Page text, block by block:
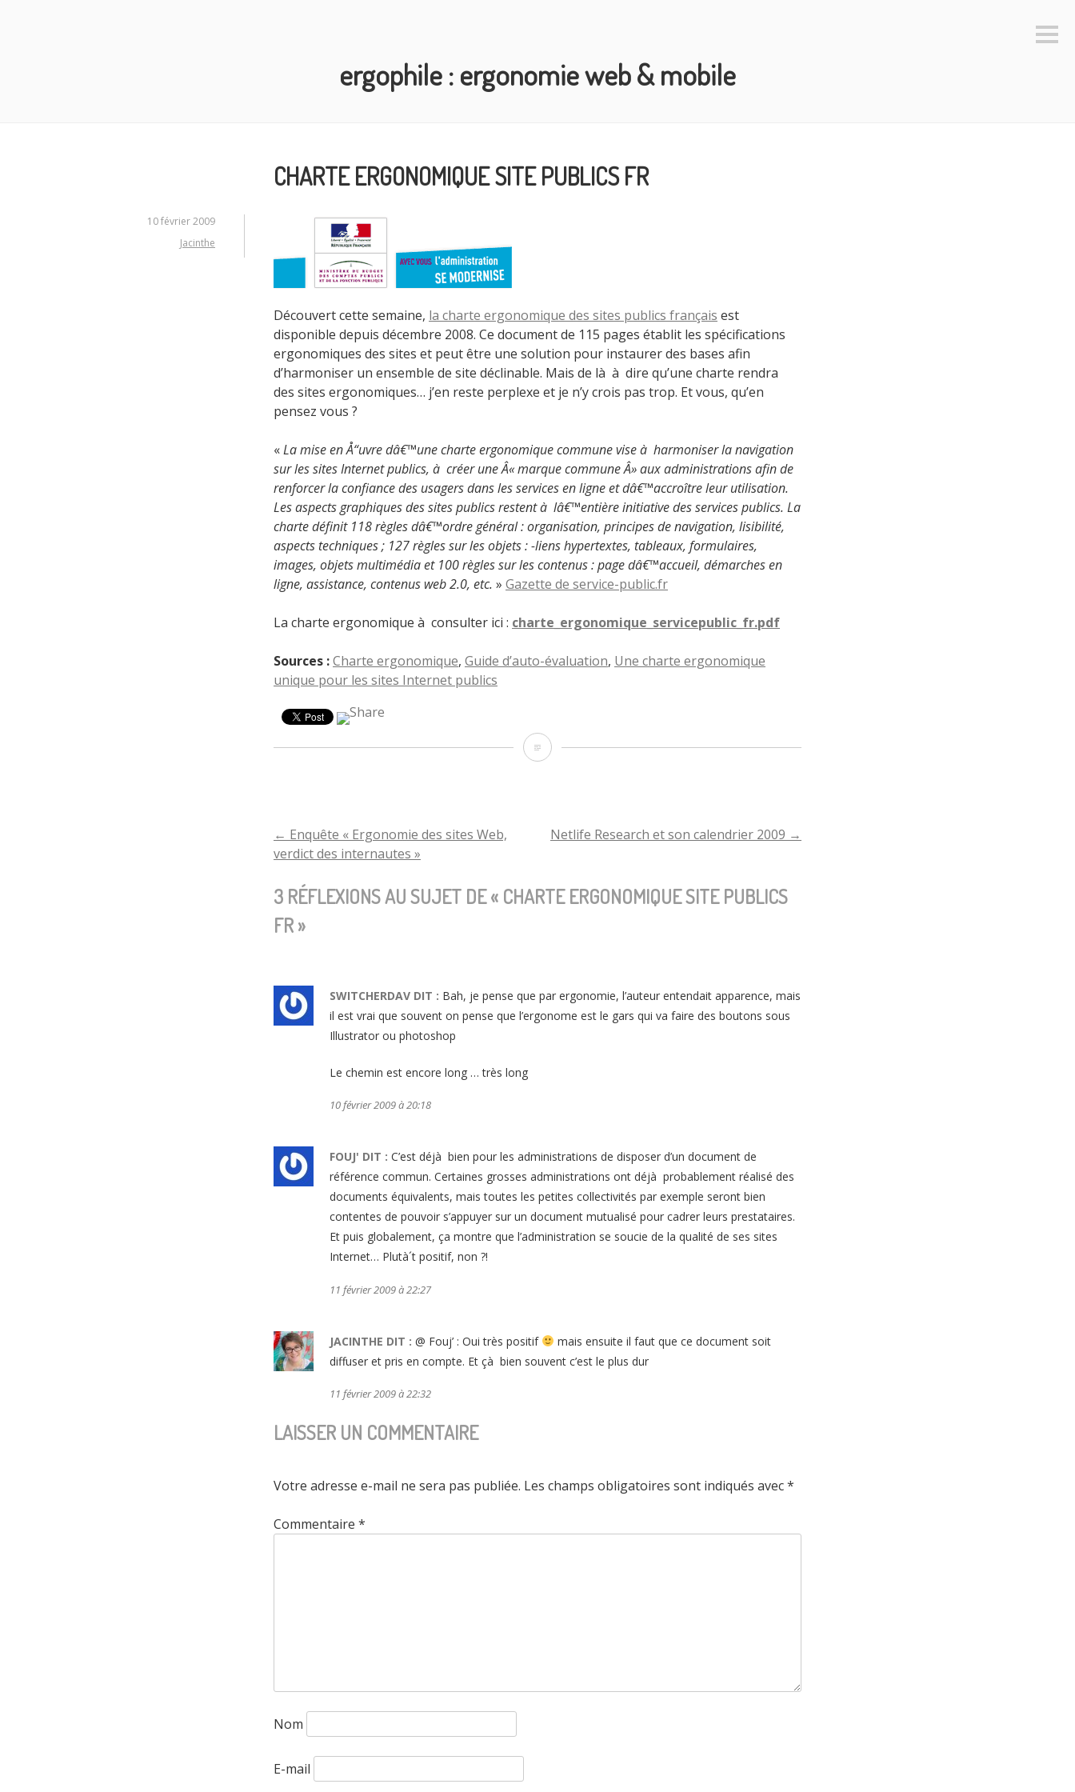
ergophile : ergonomie web & mobile
CHARTE ERGONOMIQUE SITE PUBLICS FR
10 février 2009
Jacinthe
Découvert cette semaine, la charte ergonomique des sites publics français est
disponible depuis décembre 2008. Ce document de 115 pages établit les spécifications
ergonomiques des sites et peut être une solution pour instaurer des bases afin
d’harmoniser un ensemble de site déclinable. Mais de là à dire qu’une charte rendra
des sites ergonomiques… j’en reste perplexe et je n’y crois pas trop. Et vous, qu’en
pensez vous ?
«La mise en Å“uvre dâ€™une charte ergonomique commune vise à harmoniser la navigation
sur les sites Internet publics, à créer une Â« marque commune Â» aux administrations afin de
renforcer la confiance des usagers dans les services en ligne et dâ€™accroître leur utilisation.
Les aspects graphiques des sites publics restent à lâ€™entière initiative des services publics. La
charte définit 118 règles dâ€™ordre général : organisation, principes de navigation, lisibilité,
aspects techniques ; 127 règles sur les objets : -liens hypertextes, tableaux, formulaires,
images, objets multimédia et 100 règles sur les contenus : page dâ€™accueil, démarches en
ligne, assistance, contenus web 2.0, etc. » Gazette de service-public.fr
La charte ergonomique à consulter ici : charte_ergonomique_servicepublic_fr.pdf
Sources :Charte ergonomique, Guide d’auto-évaluation, Une charte ergonomique
unique pour les sites Internet publics
Charte
Publics
NAVIGATION
DE
L'ARTICLE
← Enquête « Ergonomie des sites Web,
verdict des internautes »
Netlife Research et son calendrier 2009 →
3 RÉFLEXIONS AU SUJET DE « CHARTE ERGONOMIQUE SITE PUBLICS
FR»
SWITCHERDAV DIT : Bah, je pense que par ergonomie, l’auteur entendait apparence, mais
il est vrai que souvent on pense que l’ergonome est le gars qui va faire des boutons sous
Illustrator ou photoshop
Le chemin est encore long … très long
10 février 2009 à 20:18
FOUJ' DIT : C’est déjà bien pour les administrations de disposer d’un document de
référence commun. Certaines grosses administrations ont déjà probablement réalisé des
documents équivalents, mais toutes les petites collectivités par exemple seront bien
contentes de pouvoir s’appuyer sur un document mutualisé pour cadrer leurs prestataires.
Et puis globalement, ça montre que l’administration se soucie de la qualité de ses sites
Internet… Plutà´t positif, non ?!
11 février 2009 à 22:27
JACINTHE DIT : @ Fouj’ : Oui très positif
mais ensuite il faut que ce document soit
diffuser et pris en compte. Et çà bien souvent c’est le plus dur
11 février 2009 à 22:32
LAISSER UN COMMENTAIRE
Votre adresse e-mail ne sera pas publiée. Les champs obligatoires sont indiqués avec*
Commentaire *
Nom
E-mail